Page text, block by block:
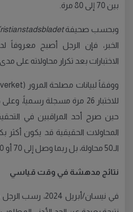
بين 70 إلى 80 مرة.
وبحسب صحيفة
الخبر، فإن الرجل أصبح معروفاً
الاختبارات بعد تكرار محاولاته على
للاختبار 26 مرة مسجلة
حين صرح أحد المراقبين في
المحاولات الحقيقية قد يكون أكثر
الـ50 محاولة، بل ربما وصل إلى 70 أو 80».
نتائج مدهشة في وقت قياسي
في نيسان/أبريل